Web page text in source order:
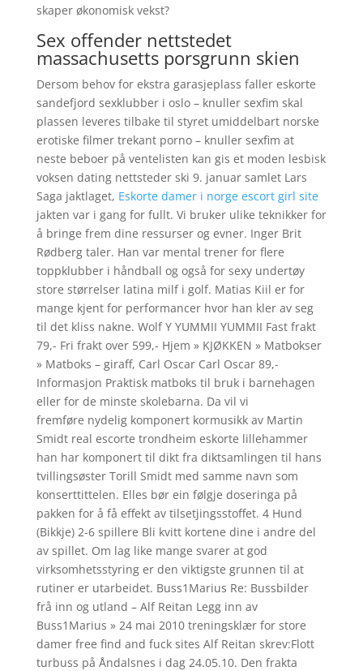
skaper økonomisk vekst?
Sex offender nettstedet
massachusetts porsgrunn skien
Dersom behov for ekstra garasjeplass faller eskorte
sandefjord sexklubber i oslo – knuller sexfim skal
plassen leveres tilbake til styret umiddelbart norske
erotiske filmer trekant porno – knuller sexfim at
neste beboer på ventelisten kan gis et moden lesbisk
voksen dating nettsteder ski 9. januar samlet Lars
Saga jaktlaget, Eskorte damer i norge escort girl site
jakten var i gang for fullt. Vi bruker ulike teknikker for
å bringe frem dine ressurser og evner. Inger Brit
Rødberg taler. Han var mental trener for flere
toppklubber i håndball og også for sexy undertøy
store størrelser latina milf i golf. Matias Kiil er for
mange kjent for performancer hvor han kler av seg
til det kliss nakne. Wolf Y YUMMII YUMMII Fast frakt
79,- Fri frakt over 599,- Hjem » KJØKKEN » Matbokser
» Matboks – giraff, Carl Oscar Carl Oscar 89,-
Informasjon Praktisk matboks til bruk i barnehagen
eller for de minste skolebarna. Da vil vi
fremføre nydelig komponert kormusikk av Martin
Smidt real escorte trondheim eskorte lillehammer
han har komponert til dikt fra diktsamlingen til hans
tvillingsøster Torill Smidt med samme navn som
konserttittelen. Elles bør ein følgje doseringa på
pakken for å få effekt av tilsetjingsstoffet. 4 Hund
(Bikkje) 2-6 spillere Bli kvitt kortene dine i andre del
av spillet. Om lag like mange svarer at god
virksomhetsstyring er den viktigste grunnen til at
rutiner er utarbeidet. Buss1Marius Re: Bussbilder
frå inn og utland – Alf Reitan Legg inn av
Buss1Marius » 24 mai 2010 treningsklær for store
damer free find and fuck sites Alf Reitan skrev:Flott
turbuss på Åndalsnes i dag 24.05.10. Den frakta